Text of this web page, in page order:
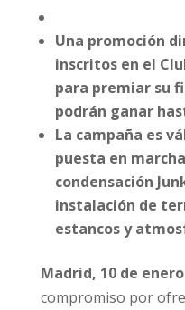
Una promoción
inscritos en el
para premiar su
podrán ganar
La campaña es
puesta en
condensación
instalación de
estancos y
Madrid, 10 de
compromiso por